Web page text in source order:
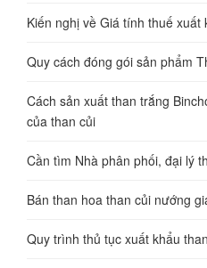
Kiến nghị về Giá tính thuế
Quy cách đóng gói sản phẩm
Cách sản xuất than trắng
của than củi
Cần tìm Nhà phân phối, đại lý
Bán than hoa than củi nướng
Quy trình thủ tục xuất khẩu